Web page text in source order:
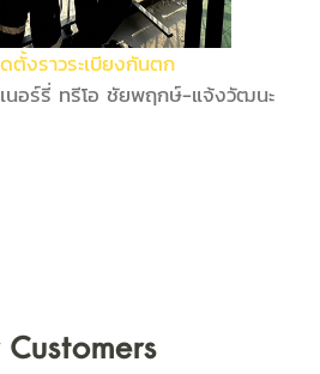
ตั้งราวระเบียงกันตก
นอร์รี่ ทรีโอ ชัยพฤกษ์-แจ้งวัฒนะ